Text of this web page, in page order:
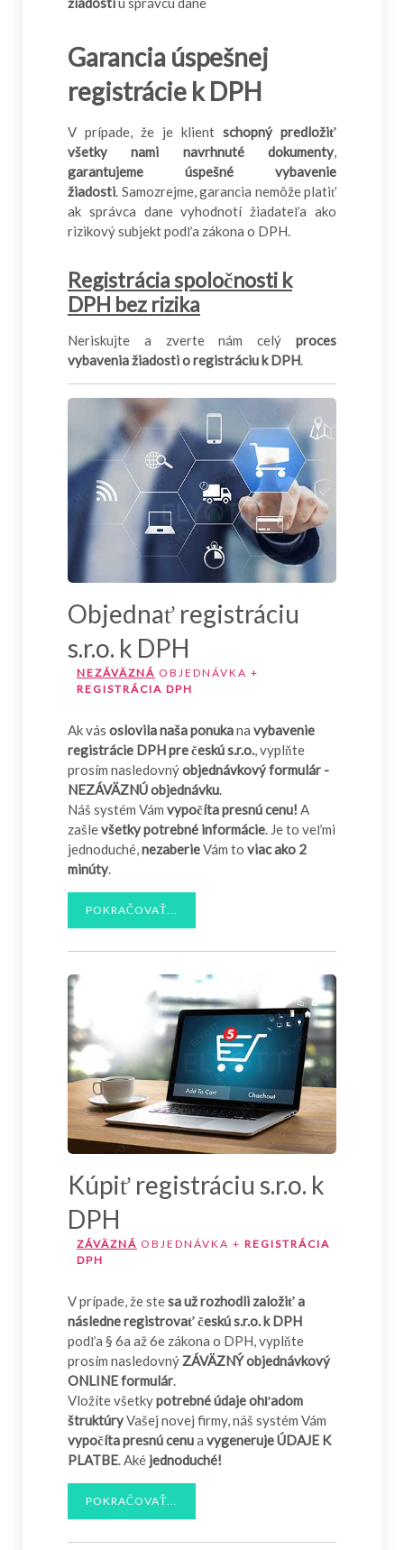
Garancia úspešnej
registrácie k DPH
V prípade, že je klient schopný predložiť
všetky nami navrhnuté dokumenty,
garantujeme úspešné vybavenie
žiadosti. Samozrejme, garancia nemôže platiť
ak správca dane vyhodnotí žiadateľa ako
rizikový subjekt podľa zákona o DPH.
Registrácia spoločnosti k
DPH bez rizika
Neriskujte a zverte nám celý proces
vybavenia žiadosti o registráciu k DPH.
Objednať registráciu
s.r.o. k DPH
NEZÁVÄZNÁ OBJEDNÁVKA +
REGISTRÁCIA DPH
Ak vás oslovila naša ponukana vybavenie
registrácie DPH pre českú s.r.o., vyplňte
prosím nasledovnýobjednávkový formulár -
NEZÁVÄZNÚ objednávku.
Náš systém Vám vypočíta presnú cenu! A
zašlevšetky potrebné informácie. Je to veľmi
jednoduché,nezaberieVám to viac ako 2
minúty.
POKRAČOVAŤ...
Kúpiť registráciu s.r.o. k
DPH
ZÁVÄZNÁ OBJEDNÁVKA + REGISTRÁCIA
DPH
V prípade, že stesa už rozhodli založiť a
následne registrovať českú s.r.o. k DPH
podľa § 6a až 6e zákona o DPH, vyplňte
prosím nasledovný ZÁVÄZNÝ objednávkový
ONLINE formulár
Vložíte všetkypotrebné údaje ohľadom
štruktúryVašej novej firmy, náš systém Vám
vypočíta presnú cenua vygeneruje ÚDAJE K
PLATBE . Aké jednoduché!
POKRAČOVAŤ...